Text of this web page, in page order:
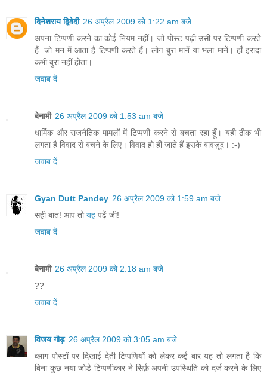
दिनेशराय द्विवेदी 26 अप्रैल 2009 को 1:22 am बजे
अपना टिप्पणी करने का कोई नियम नहीं। जो पोस्ट पढ़ी उसी पर टिप्पणी करते
हैं. जो मन में आता है टिप्पणी करते हैं। लोग बुरा मानें या भला मानें। हाँ इरादा
कभी बुरा नहीं होता।
जवाब दें
बेनामी 26 अप्रैल 2009 को 1:53 am बजे
धार्मिक और राजनैतिक मामलों में टिप्पणी करने से बचता रहा हूँ। यही ठीक भी
लगता है विवाद से बचने के लिए। विवाद हो ही जाते हैं इसके बावज़ूद। :-)
जवाब दें
Gyan Dutt Pandey 26 अप्रैल 2009 को 1:59 am बजे
सही बात! आप तोयह पढ़ें जी!
जवाब दें
बेनामी 26 अप्रैल 2009 को 2:18 am बजे
??
जवाब दें
विजय गौड़ 26 अप्रैल 2009 को 3:05 am बजे
ब्लाग पोस्टों पर दिखाई देती टिप्पणियों को लेकर कई बार यह तो लगता है कि
बिना कुछ नया जोडे टिप्पणीकार ने सिर्फ़ अपनी उपस्थिति को दर्ज करने के लिए